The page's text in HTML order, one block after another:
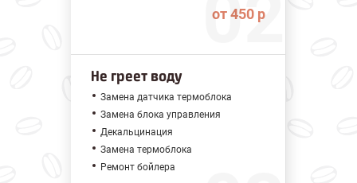
от 450 р
Не греет воду
Замена датчика термоблока
Замена блока управления
Декальцинация
Замена термоблока
Ремонт бойлера